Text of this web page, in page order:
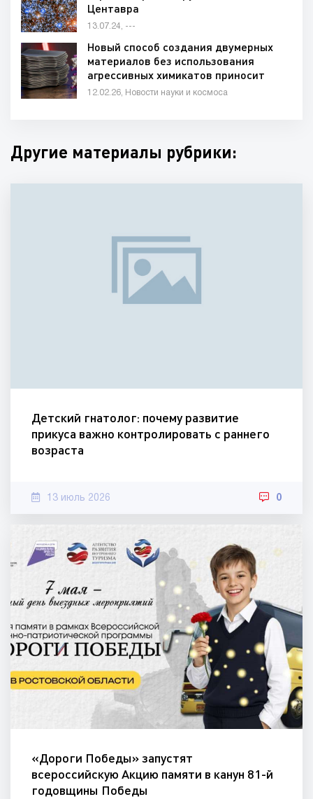
Центавра
13.07.24, ---
Новый способ создания двумерных
материалов без использования
агрессивных химикатов приносит
большие результаты
12.02.26, Новости науки и космоса
Другие материалы рубрики:
Детский гнатолог: почему развитие
прикуса важно контролировать с раннего
возраста
13 июль 2026 0
«Дороги Победы» запустят
всероссийскую Акцию памяти в канун 81-й
годовщины Победы